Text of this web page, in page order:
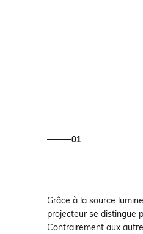
01
Grâce à la source
projecteur se distingue
Contrairement aux